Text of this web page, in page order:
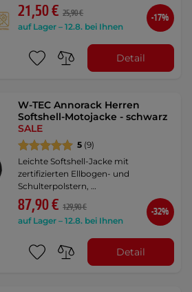
21,50 € 25,90 €
auf Lager – 12.8. bei Ihnen
-17%
Detail
W-TEC Annorack Herren
Softshell-Motojacke - schwarz
SALE
5 (9)
Leichte Softshell-Jacke mit
zertifizierten Ellbogen- und
Schulterpolstern, …
87,90 € 129,90 €
auf Lager – 12.8. bei Ihnen
-32%
Detail